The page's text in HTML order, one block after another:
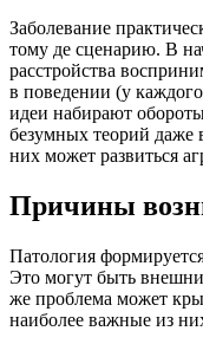
Заболевание
тому де сценарию. В
расстройства
в поведении (у
идеи набирают
безумных теорий даже
них может развиться
Причины
Патология
Это могут быть
же проблема может
наиболее важные из